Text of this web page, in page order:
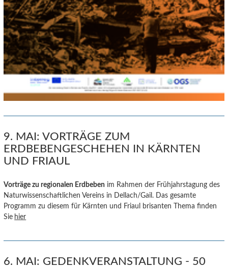
9. MAI: VORTRÄGE ZUM
ERDBEBENGESCHEHEN IN KÄRNTEN
UND FRIAUL
Vorträge zu regionalen Erdbeben im Rahmen der Frühjahrstagung des
Naturwissenschaftlichen Vereins in Dellach/Gail. Das gesamte
Programm zu diesem für Kärnten und Friaul brisanten Thema finden
Sie hier
6. MAI: GEDENKVERANSTALTUNG - 50